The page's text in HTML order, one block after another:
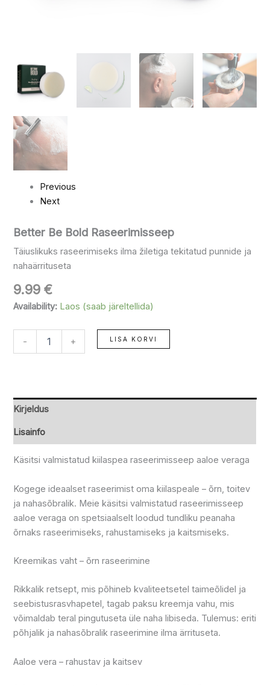
Previous
Next
Better Be Bold Raseerimisseep
Täiuslikuks raseerimiseks ilma žiletiga tekitatud punnide ja
nahaärrituseta
9.99€
Availability: Laos (saab järeltellida)
- + LISA KORVI
Kirjeldus
Lisainfo
Käsitsi valmistatud kiilaspea raseerimisseep aaloe veraga
Kogege ideaalset raseerimist oma kiilaspeale – õrn, toitev
ja nahasõbralik. Meie käsitsi valmistatud raseerimisseep
aaloe veraga on spetsiaalselt loodud tundliku peanaha
õrnaks raseerimiseks, rahustamiseks ja kaitsmiseks.
Kreemikas vaht – õrn raseerimine
Rikkalik retsept, mis põhineb kvaliteetsetel taimeõlidel ja
seebistusrasvhapetel, tagab paksu kreemja vahu, mis
võimaldab teral pingutuseta üle naha libiseda. Tulemus: eriti
põhjalik ja nahasõbralik raseerimine ilma ärrituseta.
Aaloe vera – rahustav ja kaitsev